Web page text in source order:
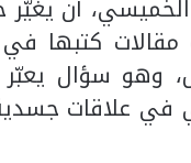
الخميسي، أن
كتبها في
وهو سؤال
علاقات